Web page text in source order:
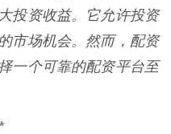
投资收益。它允许投资
市场机会。然而，配资
一个可靠的配资平台至